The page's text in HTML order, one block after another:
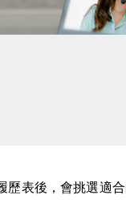
歷表後，會挑選適